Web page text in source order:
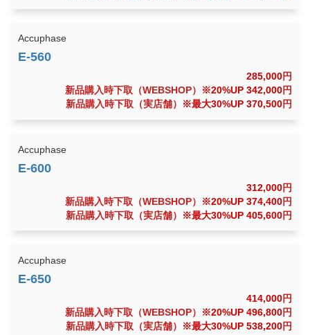
Accuphase
285,000円
新品購入時下取（WEBSHOP）
※20%UP 342,000円
新品購入時下取（実店舗）
※最大30%UP 370,500円
Accuphase
312,000円
新品購入時下取（WEBSHOP）
※20%UP 374,400円
新品購入時下取（実店舗）
※最大30%UP 405,600円
Accuphase
414,000円
新品購入時下取（WEBSHOP）
※20%UP 496,800円
新品購入時下取（実店舗）
※最大30%UP 538,200円